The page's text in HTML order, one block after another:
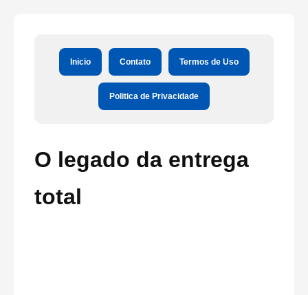
Inicio Contato Termos de Uso
Politica de Privacidade
O legado da entrega
total